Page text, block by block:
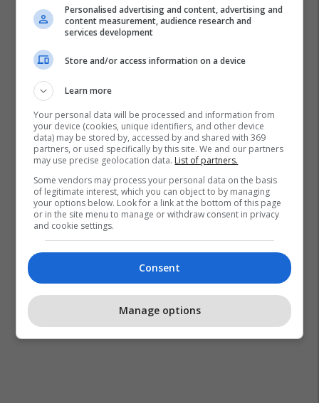
Personalised advertising and content, advertising and
content measurement, audience research and
services development
Store and/or access information on a device
Learn more
Your personal data will be processed and information from
your device (cookies, unique identifiers, and other device
data) may be stored by, accessed by and shared with 369
partners, or used specifically by this site. We and our partners
may use precise geolocation data. List of partners.
Some vendors may process your personal data on the basis
of legitimate interest, which you can object to by managing
your options below. Look for a link at the bottom of this page
or in the site menu to manage or withdraw consent in privacy
and cookie settings.
Consent
Manage options